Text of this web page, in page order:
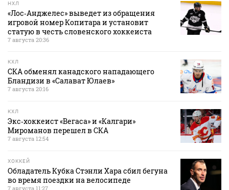
НХЛ
«Лос‑Анджелес» выведет из обращения
игровой номер Копитара и установит
статую в честь словенского хоккеиста
7 августа 20:36
КХЛ
СКА обменял канадского нападающего
Бландизи в «Салават Юлаев»
7 августа 20:16
КХЛ
Экс‑хоккеист «Вегаса» и «Калгари»
Мироманов перешел в СКА
7 августа 12:54
ХОККЕЙ
Обладатель Кубка Стэнли Хара сбил бегуна
во время поездки на велосипеде
7 августа 11:27